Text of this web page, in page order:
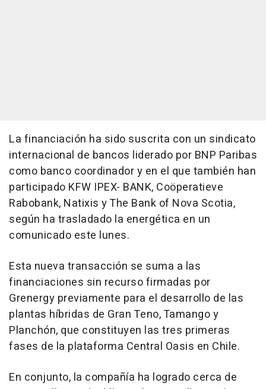
La financiación ha sido suscrita con un sindicato
internacional de bancos liderado por BNP Paribas
como banco coordinador y en el que también han
participado KFW IPEX- BANK, Coöperatieve
Rabobank, Natixis y The Bank of Nova Scotia,
según ha trasladado la energética en un
comunicado este lunes.
Esta nueva transacción se suma a las
financiaciones sin recurso firmadas por
Grenergy previamente para el desarrollo de las
plantas híbridas de Gran Teno, Tamango y
Planchón, que constituyen las tres primeras
fases de la plataforma Central Oasis en Chile.
En conjunto, la compañía ha logrado cerca de